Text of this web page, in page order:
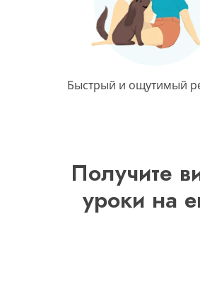
Быстрый и ощутимый
Получите
уроки на